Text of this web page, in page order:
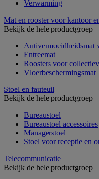
Verwarming
Mat en rooster voor kantoor
Bekijk de hele productgroep
Antivermoeidheidsmat
Entreemat
Roosters voor
Vloerbeschermingsmat
Stoel en fauteuil
Bekijk de hele productgroep
Bureaustoel
Bureaustoel accessoires
Managerstoel
Stoel voor receptie en
Telecommunicatie
Bekijk de hele productgroep